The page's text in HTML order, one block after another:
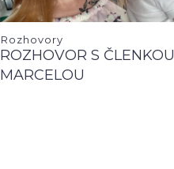
Rozhovory
ROZHOVOR S ČLENKOU
MARCELOU